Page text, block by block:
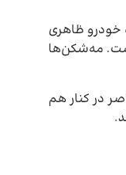
خودرو ظاهری
مه‌شکن‌ها
در کنار هم